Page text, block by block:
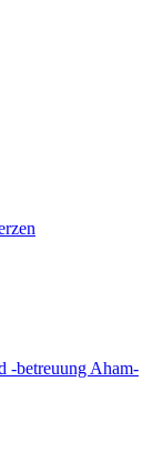
-betreuung Aham-